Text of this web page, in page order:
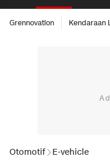
Grennovation Kendaraan
Otomotif E-vehicle